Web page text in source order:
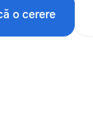
o cerere